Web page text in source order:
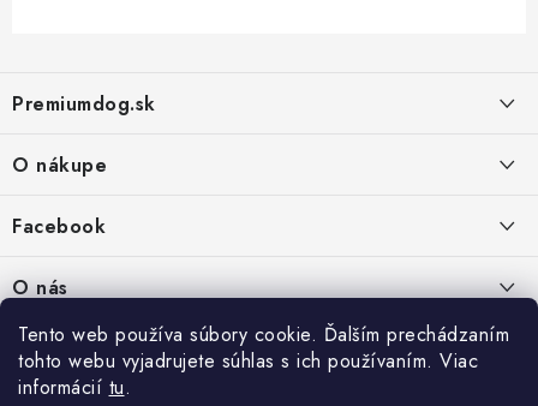
Tento web používa súbory cookie. Ďalším prechádzaním
tohto webu vyjadrujete súhlas s ich používaním. Viac
informácií tu.
p
ä
Premiumdog.sk
PREDAJŇA:
Petőfiho 65
Štúrovo 943 01
Po-Pia - 8:00-18:00
O nákupe
Ochrana osobných údajov
Vrátanie tovaru
Reklamácie
Facebook
O nás
Kontakty
Prečo nakúpiť u nás